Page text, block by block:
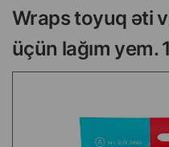
Wraps toyuq əti
üçün lağım yem.